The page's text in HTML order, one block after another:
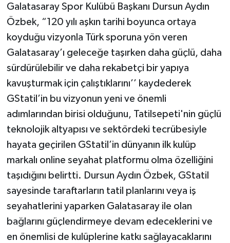
Galatasaray Spor Kulübü Başkanı Dursun Aydın
Özbek, “120 yılı aşkın tarihi boyunca ortaya
koyduğu vizyonla Türk sporuna yön veren
Galatasaray’ı geleceğe taşırken daha güçlü, daha
sürdürülebilir ve daha rekabetçi bir yapıya
kavuşturmak için çalıştıklarını’’ kaydederek
GStatil’in bu vizyonun yeni ve önemli
adımlarından birisi olduğunu, Tatilsepeti'nin güçlü
teknolojik altyapısı ve sektördeki tecrübesiyle
hayata geçirilen GStatil’in dünyanın ilk kulüp
markalı online seyahat platformu olma özelliğini
taşıdığını belirtti. Dursun Aydın Özbek, GStatil
sayesinde taraftarların tatil planlarını veya iş
seyahatlerini yaparken Galatasaray ile olan
bağlarını güçlendirmeye devam edeceklerini ve
en önemlisi de kulüplerine katkı sağlayacaklarını